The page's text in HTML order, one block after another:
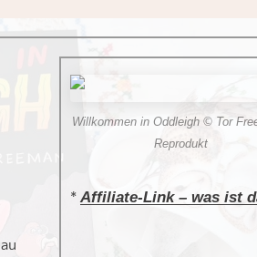
Willkommen in Oddleigh © Tor
Reprodukt
* Affiliate-Link – was ist